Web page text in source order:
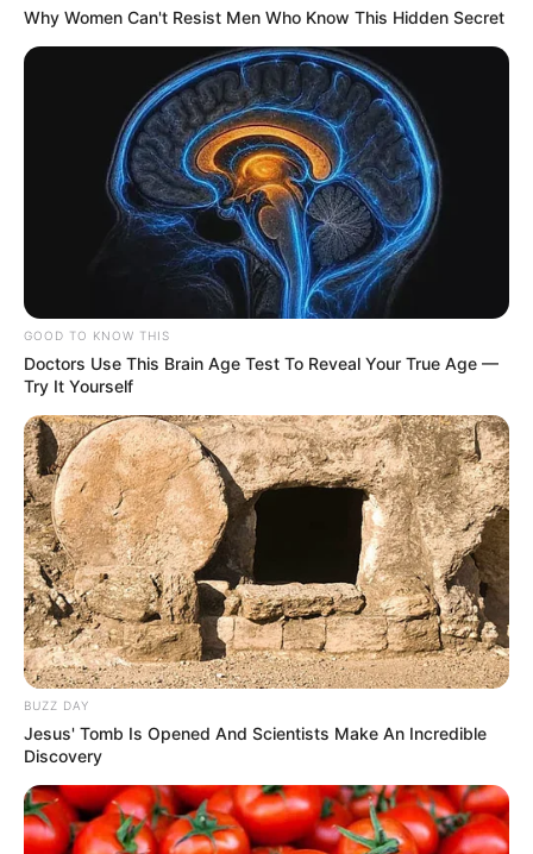
Why Women Can't Resist Men Who Know This Hidden Secret
GOOD TO KNOW THIS
Doctors Use This Brain Age Test To Reveal Your True Age —
Try It Yourself
BUZZ DAY
Jesus' Tomb Is Opened And Scientists Make An Incredible
Discovery